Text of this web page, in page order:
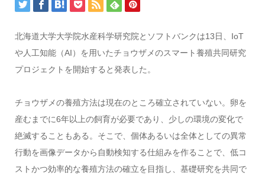
北海道大学大学院水産科学研究院とソフトバンクは13日、IoT
や人工知能（AI）を用いたチョウザメのスマート養殖共同研究
プロジェクトを開始すると発表した。
チョウザメの養殖方法は現在のところ確立されていない。卵を
産むまでに6年以上の飼育が必要であり、少しの環境の変化で
絶滅することもある。そこで、個体あるいは全体としての異常
行動を画像データから自動検知する仕組みを作ることで、低コ
ストかつ効率的な養殖方法の確立を目指し、基礎研究を共同で